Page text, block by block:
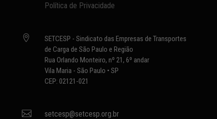
Política de Privacidade

SETCESP - Sindicato das Empresas de Transportes
de Carga de São Paulo e Região
Rua Orlando Monteiro, nº 21, 6º andar
Vila Maria - São Paulo • SP
CEP: 02121-021
 setcesp@setcesp.org.br